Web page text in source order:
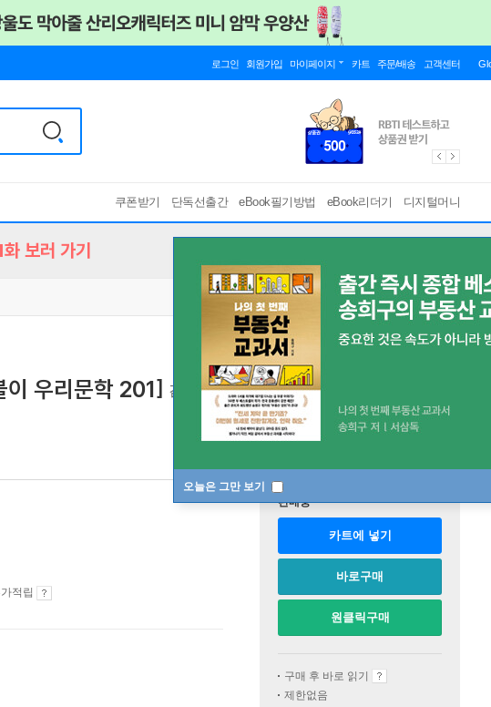
로그인 회원가입 마이페이지 카트 주문/배송 고객센터
쿠폰받기 단독선출간 eBook필기방법 eBook리더기 디지털머니
오늘은 그만 보기
보러 가기
우리문학 201] 김유정의 산골[ EPUB ]
적립
판매중
카트에 넣기
바로구매
원클릭구매
구매 후 바로 읽기
제한없음